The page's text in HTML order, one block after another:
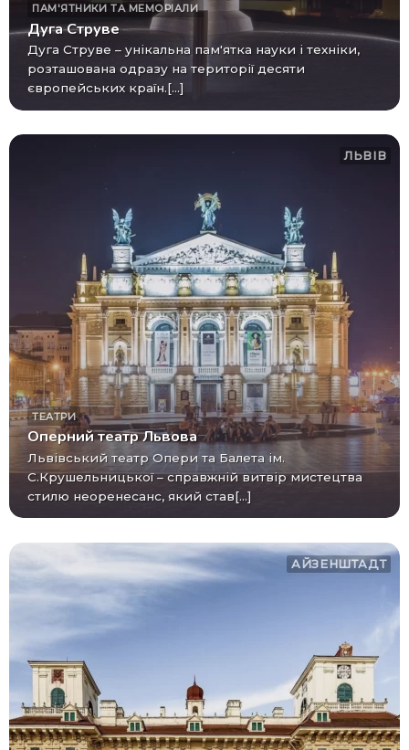
ПАМ'ЯТНИКИ ТА МЕМОРІАЛИ
Дуга Струве
Дуга Струве – унікальна пам'ятка науки і техніки,
розташована одразу на території десяти
європейських країн.[...]
ЛЬВІВ
ТЕАТРИ
Оперний театр Львова
Львівський театр Опери та Балета ім.
С.Крушельницької – справжній витвір мистецтва
стилю неоренесанс, який став[...]
АЙЗЕНШТАДТ